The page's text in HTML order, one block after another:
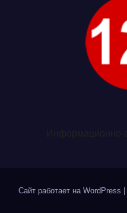
Сайт работает на WordPress